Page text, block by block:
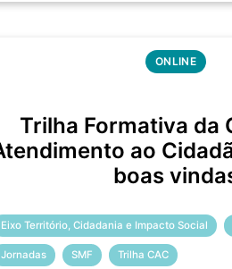
ONLINE
Trilha Formativa da
ao
boas
Eixo Território, Cidadania e Impacto Social
Jornadas SMF Trilha CAC